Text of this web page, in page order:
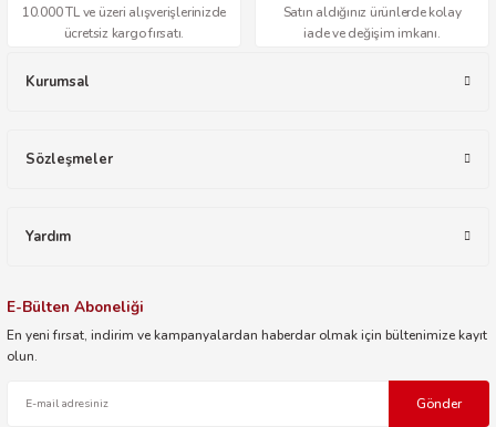
10.000 TL ve üzeri alışverişlerinizde
ücretsiz kargo fırsatı.
Satın aldığınız ürünlerde kolay
iade ve değişim imkanı.
Kurumsal
Sözleşmeler
Yardım
E-Bülten Aboneliği
En yeni fırsat, indirim ve kampanyalardan haberdar olmak için bültenimize kayıt
olun.
Gönder